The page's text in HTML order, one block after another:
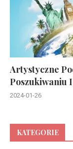
Artystyczne
Poszukiwaniu
2024-01-26
KATEGORIE